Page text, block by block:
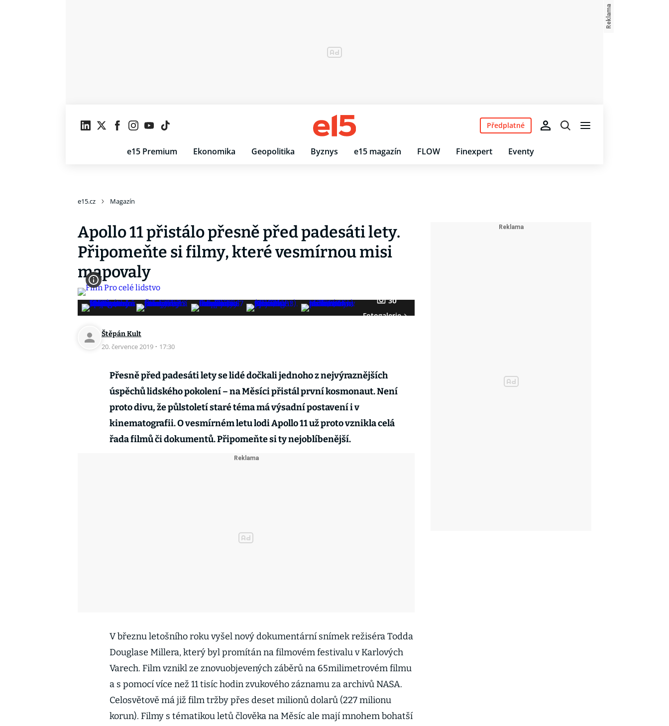
e15 Premium Ekonomika Geopolitika Byznys e15 magazín FLOW Finexpert Eventy
Předplatné
e15.cz Magazín
Apollo 11 přistálo přesně před padesáti lety.
Připomeňte si filmy, které vesmírnou misi
mapovaly
30
Fotogalerie
Štěpán Kult
20. července 2019 · 17:30
Přesně před padesáti lety se lidé dočkali jednoho z nejvýraznějších
úspěchů lidského pokolení – na Měsíci přistál první kosmonaut. Není
proto divu, že půlstoletí staré téma má výsadní postavení i v
kinematografii. O vesmírném letu lodi Apollo 11 už proto vznikla celá
řada filmů či dokumentů. Připomeňte si ty nejoblíbenější.
V březnu letošního roku vyšel nový dokumentární snímek režiséra Todda
Douglase Millera, který byl promítán na filmovém festivalu v Karlových
Varech. Film vznikl ze znovuobjevených záběrů na 65milimetrovém filmu
a s pomocí více než 11 tisíc hodin zvukového záznamu za archivů NASA.
Celosvětově má již film tržby přes deset milionů dolarů (227 milionu
korun). Filmy s tématikou letů člověka na Měsíc ale mají mnohem bohatší